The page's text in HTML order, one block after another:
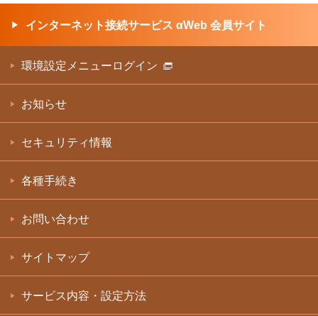
インターネット接続サービス αWeb 会員サイト
環境設定メニューログイン
お知らせ
セキュリティ情報
各種手続き
お問い合わせ
サイトマップ
サービス内容・設定方法